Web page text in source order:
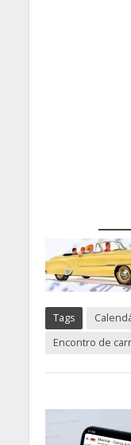
Tags
Encontro de